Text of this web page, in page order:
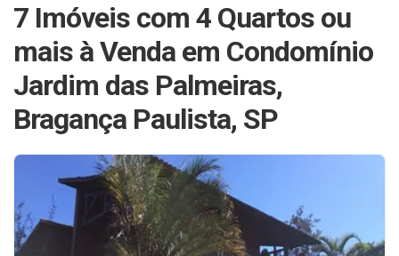
7 Imóveis com 4 Quartos ou
mais à Venda em Condomínio
Jardim das Palmeiras,
Bragança Paulista, SP